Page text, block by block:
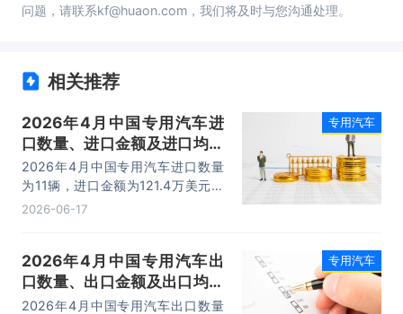
问题，请联系kf@huaon.com，我们将及时与您沟通处理。
相关推荐
2026年4月中国专用汽车进
口数量、进口金额及进口均价
统计分析
2026年4月中国专用汽车进口数量
为11辆，进口金额为121.4万美元，
进口均价为11万美元/辆。
2026-06-17
专用汽车
2026年4月中国专用汽车出
口数量、出口金额及出口均价
统计分析
2026年4月中国专用汽车出口数量
专用汽车